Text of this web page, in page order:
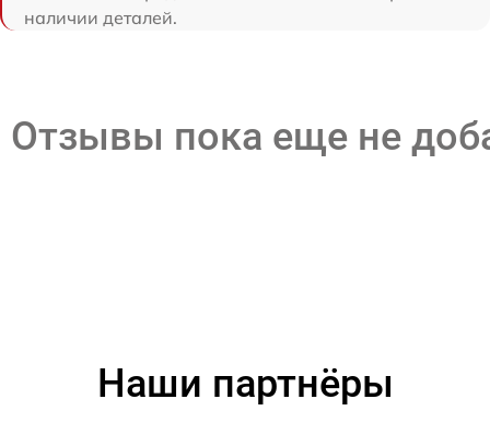
наличии деталей.
Отзывы пока еще не
Наши партнёры